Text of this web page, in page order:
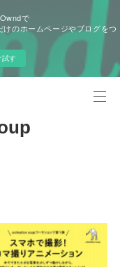
で
けのホームページやブログをつ
試す